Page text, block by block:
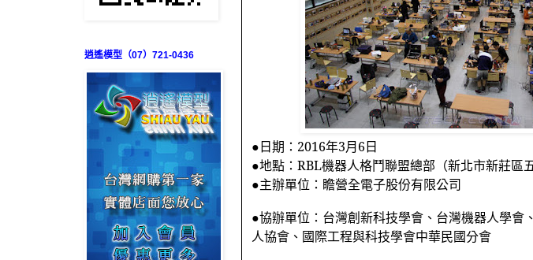
●日期： 2016年3月6日
●地點： RBL機器人格鬥聯盟總部（新北市新莊區
●主辦單位：瞻營全電子股份有限公司
●協辦單位：台灣創新科技學會、台灣機器人學會
人協會、國際工程與科技學會中華民國分會
逍遙模型（07）721-0436